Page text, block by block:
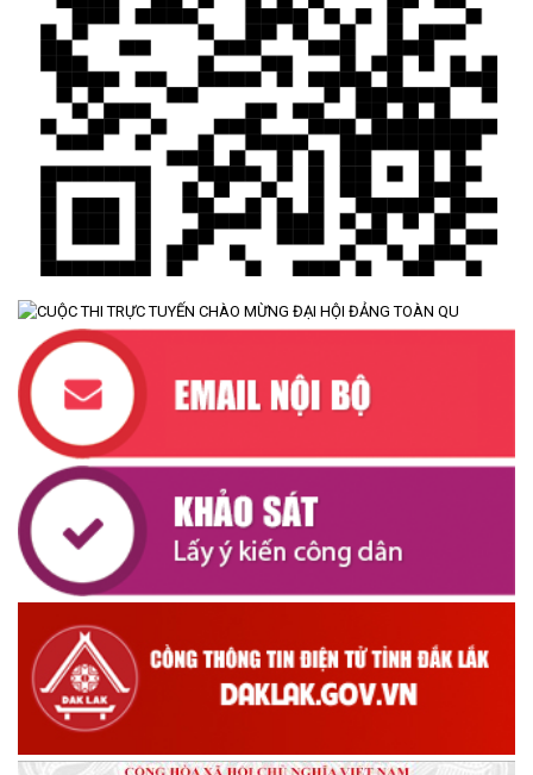
TÍN DỤNG CHÍNH SÁCH XÃ HỘI TIẾP TỤC PHÁT HUY HIỆU QUẢ,
GÓP PHẦN GIẢM NGHÈO BỀN VỮNG VÀ PHÁT TRIỂN KINH TẾ
TẠI XÃ CƯ M’TA
(09/07/2026)
UBND XÃ CƯ M’TA SƠ KẾT THỰC HIỆN NHIỆM VỤ PHÁT TRIỂN
KINH TẾ - XÃ HỘI 6 THÁNG ĐẦU NĂM 2026
CÔNG TRÌNH THỦY LỢI TRONG MÙA MƯA BÃO
(07/07/2026)
XÃ CƯ M’TA PHÁT ĐỘNG NGÀY AN NINH MẠNG VIỆT NAM NĂM
2026
(07/08/2026)
LỄ VIẾNG NGHĨA TRANG LIỆT SĨ PHỤC VỤ CÔNG TÁC XÁC
ĐỊNH DANH TÍNH HÀI CỐT LIỆT SĨ
(05/08/2026)
UBND XÃ CƯ M’TA CÔNG KHAI DANH MỤC THỦ TỤC HÀNH
CHÍNH THỰC HIỆN MỘT PHẦN
(30/07/2026)
TOÀN TRÌNH THUỘC THẨM QUYỀN GIẢI QUYẾT CỦA UBND XÃ